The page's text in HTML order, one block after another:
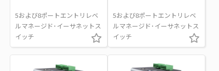
5および8ポートエントリレベ
ルマネージド･イーサネットス
イッチ
5および8ポートエントリレベ
ルマネージド･イーサネットス
イッチ